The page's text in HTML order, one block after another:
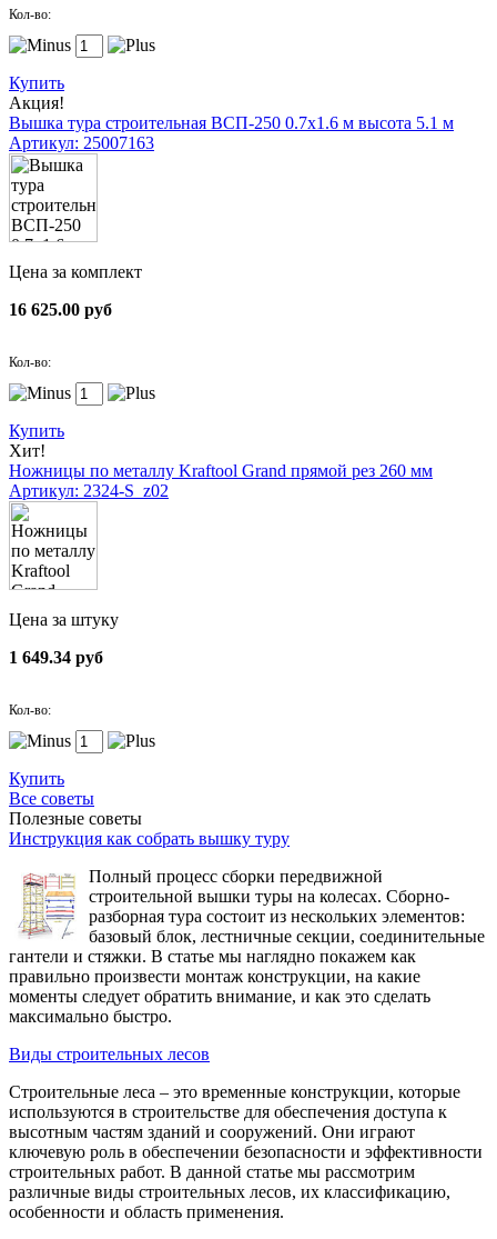
Кол-во:
Купить
Акция!
Вышка тура строительная ВСП-250 0.7х1.6 м высота 5.1 м
Артикул: 25007163
Цена за комплект
16 625.00 руб
Кол-во:
Купить
Хит!
Ножницы по металлу Kraftool Grand прямой рез 260 мм
Артикул: 2324-S_z02
Цена за штуку
1 649.34 руб
Кол-во:
Купить
Все советы
Полезные советы
Инструкция как собрать вышку туру
Полный процесс сборки передвижной
строительной вышки туры на колесах. Сборно-
разборная тура состоит из нескольких элементов:
базовый блок, лестничные секции, соединительные
гантели и стяжки. В статье мы наглядно покажем как
правильно произвести монтаж конструкции, на какие
моменты следует обратить внимание, и как это сделать
максимально быстро.
Виды строительных лесов
Строительные леса – это временные конструкции, которые
используются в строительстве для обеспечения доступа к
высотным частям зданий и сооружений. Они играют
ключевую роль в обеспечении безопасности и эффективности
строительных работ. В данной статье мы рассмотрим
различные виды строительных лесов, их классификацию,
особенности и область применения.